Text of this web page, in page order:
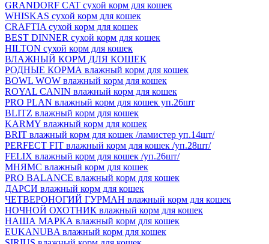
GRANDORF CAT сухой корм для кошек
WHISKAS сухой корм для кошек
CRAFTIA сухой корм для кошек
BEST DINNER сухой корм для кошек
HILTON сухой корм для кошек
ВЛАЖНЫЙ КОРМ ДЛЯ КОШЕК
РОДНЫЕ КОРМА влажный корм для кошек
BOWL WOW влажный корм для кошек
ROYAL CANIN влажный корм для кошек
PRO PLAN влажный корм для кошек уп.26шт
BLITZ влажный корм для кошек
KARMY влажный корм для кошек
BRIT влажный корм для кошек /ламистер уп.14шт/
PERFECT FIT влажный корм для кошек /уп.28шт/
FELIX влажный корм для кошек /уп.26шт/
МНЯМС влажный корм для кошек
PRO BALANCE влажный корм для кошек
ДАРСИ влажный корм для кошек
ЧЕТВЕРОНОГИЙ ГУРМАН влажный корм для кошек
НОЧНОЙ ОХОТНИК влажный корм для кошек
НАША МАРКА влажный корм для кошек
EUKANUBA влажный корм для кошек